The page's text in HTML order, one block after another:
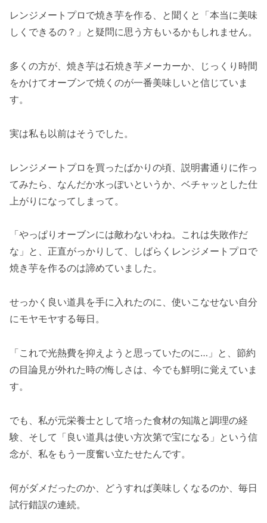
「焼き加減の見極め」
は家族の「美味しい時間」
レンジメートプロで焼き芋を作る、と聞くと「本当に美味
しくできるの？」と疑問に思う方もいるかもしれません。
多くの方が、焼き芋は石焼き芋メーカーか、じっくり時間
をかけてオーブンで焼くのが一番美味しいと信じていま
す。
実は私も以前はそうでした。
レンジメートプロを買ったばかりの頃、説明書通りに作っ
てみたら、なんだか水っぽいというか、ベチャッとした仕
上がりになってしまって。
「やっぱりオーブンには敵わないわね。これは失敗作だ
な」と、正直がっかりして、しばらくレンジメートプロで
焼き芋を作るのは諦めていました。
せっかく良い道具を手に入れたのに、使いこなせない自分
にモヤモヤする毎日。
「これで光熱費を抑えようと思っていたのに…」と、節約
の目論見が外れた時の悔しさは、今でも鮮明に覚えていま
す。
でも、私が元栄養士として培った食材の知識と調理の経
験、そして「良い道具は使い方次第で宝になる」という信
念が、私をもう一度奮い立たせたんです。
何がダメだったのか、どうすれば美味しくなるのか、毎日
試行錯誤の連続。